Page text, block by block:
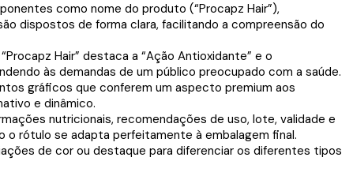
como nome do produto (“Procapz Hair”),
dispostos de forma clara, facilitando a compreensão do
Hair” destaca a “Ação Antioxidante” e o
às demandas de um público preocupado com a saúde.
gráficos que conferem um aspecto premium aos
e dinâmico.
nutricionais, recomendações de uso, lote, validade e
rótulo se adapta perfeitamente à embalagem final.
de cor ou destaque para diferenciar os diferentes tipos